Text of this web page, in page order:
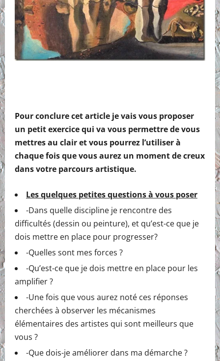
Pour conclure cet article je vais vous proposer
un petit exercice qui va vous permettre de vous
mettres au clair et vous pourrez l’utiliser à
chaque fois que vous aurez un moment de creux
dans votre parcours artistique.
Les quelques petites questions à vous poser
-Dans quelle discipline je rencontre des
difficultés (dessin ou peinture), et qu’est-ce que je
dois mettre en place pour progresser?
-Quelles sont mes forces ?
-Qu’est-ce que je dois mettre en place pour les
amplifier ?
-Une fois que vous aurez noté ces réponses
cherchées à observer les mécanismes
élémentaires des artistes qui sont meilleurs que
vous ?
-Que dois-je améliorer dans ma démarche ?